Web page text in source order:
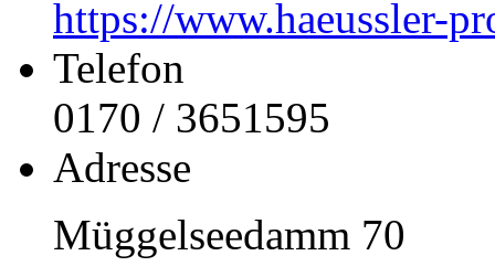
https://www.haeussler-
Telefon
0170 / 3651595
Adresse
Müggelseedamm 70